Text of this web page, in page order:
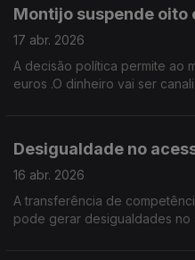
Montijo suspende
17 abr. 2026
A decisão política permite ao
euros .O dinheiro vai ser
Desigualdade no
16 abr. 2026
A transferência de
pode gerar desigualdades no